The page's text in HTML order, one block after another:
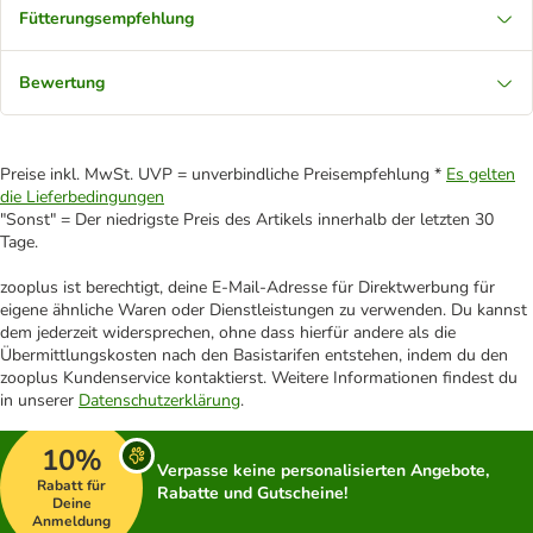
Fütterungsempfehlung
Bewertung
Preise inkl. MwSt. UVP = unverbindliche Preisempfehlung * Es gelten
die Lieferbedingungen
"Sonst" = Der niedrigste Preis des Artikels innerhalb der letzten 30
Tage.
zooplus ist berechtigt, deine E-Mail-Adresse für Direktwerbung für
eigene ähnliche Waren oder Dienstleistungen zu verwenden. Du kannst
dem jederzeit widersprechen, ohne dass hierfür andere als die
Übermittlungskosten nach den Basistarifen entstehen, indem du den
zooplus Kundenservice kontaktierst. Weitere Informationen findest du
in unserer Datenschutzerklärung.
10%
Rabatt für
Deine
Anmeldung
Verpasse keine personalisierten Angebote,
Rabatte und Gutscheine!